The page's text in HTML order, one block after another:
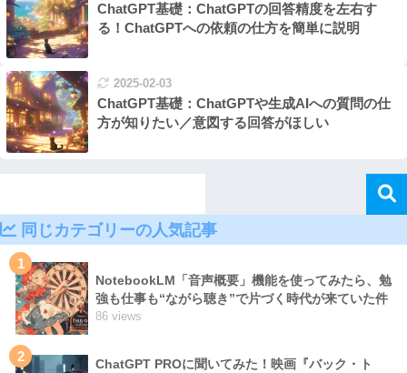
ChatGPT基礎：ChatGPTの回答精度を左右す
る！ChatGPTへの依頼の仕方を簡単に説明
2025-02-03
ChatGPT基礎：ChatGPTや生成AIへの質問の仕
方が知りたい／意図する回答がほしい
同じカテゴリーの人気記事
1
NotebookLM「音声概要」機能を使ってみたら、勉
強も仕事も“ながら聴き”で片づく時代が来ていた件
86 views
2
ChatGPT PROに聞いてみた！映画『バック・ト